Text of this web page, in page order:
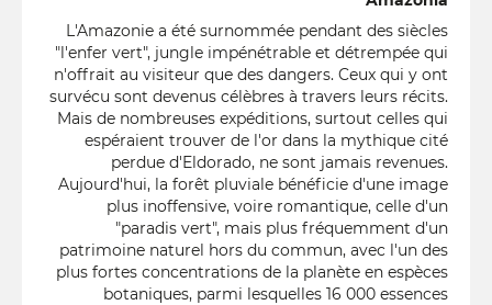
L'Amazonie a été surnommée pendant des siècles
"l'enfer vert", jungle impénétrable et détrempée qui
n'offrait au visiteur que des dangers. Ceux qui y ont
survécu sont devenus célèbres à travers leurs récits.
Mais de nombreuses expéditions, surtout celles qui
espéraient trouver de l'or dans la mythique cité
perdue d'Eldorado, ne sont jamais revenues.
Aujourd'hui, la forêt pluviale bénéficie d'une image
plus inoffensive, voire romantique, celle d'un
"paradis vert", mais plus fréquemment d'un
patrimoine naturel hors du commun, avec l'un des
plus fortes concentrations de la planète en espèces
botaniques, parmi lesquelles 16 000 essences